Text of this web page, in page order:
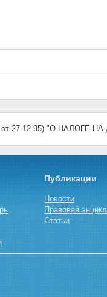
от 27.12.95) "О
Публикации
Новости
Правовая
Статьи